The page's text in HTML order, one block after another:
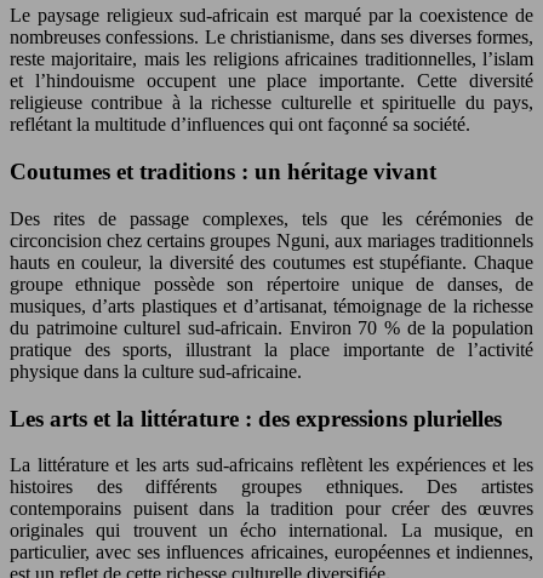
Le paysage religieux sud-africain est marqué par la coexistence de
nombreuses confessions. Le christianisme, dans ses diverses formes,
reste majoritaire, mais les religions africaines traditionnelles, l’islam
et l’hindouisme occupent une place importante. Cette diversité
religieuse contribue à la richesse culturelle et spirituelle du pays,
reflétant la multitude d’influences qui ont façonné sa société.
Coutumes et traditions : un héritage vivant
Des rites de passage complexes, tels que les cérémonies de
circoncision chez certains groupes Nguni, aux mariages traditionnels
hauts en couleur, la diversité des coutumes est stupéfiante. Chaque
groupe ethnique possède son répertoire unique de danses, de
musiques, d’arts plastiques et d’artisanat, témoignage de la richesse
du patrimoine culturel sud-africain. Environ 70 % de la population
pratique des sports, illustrant la place importante de l’activité
physique dans la culture sud-africaine.
Les arts et la littérature : des expressions plurielles
La littérature et les arts sud-africains reflètent les expériences et les
histoires des différents groupes ethniques. Des artistes
contemporains puisent dans la tradition pour créer des œuvres
originales qui trouvent un écho international. La musique, en
particulier, avec ses influences africaines, européennes et indiennes,